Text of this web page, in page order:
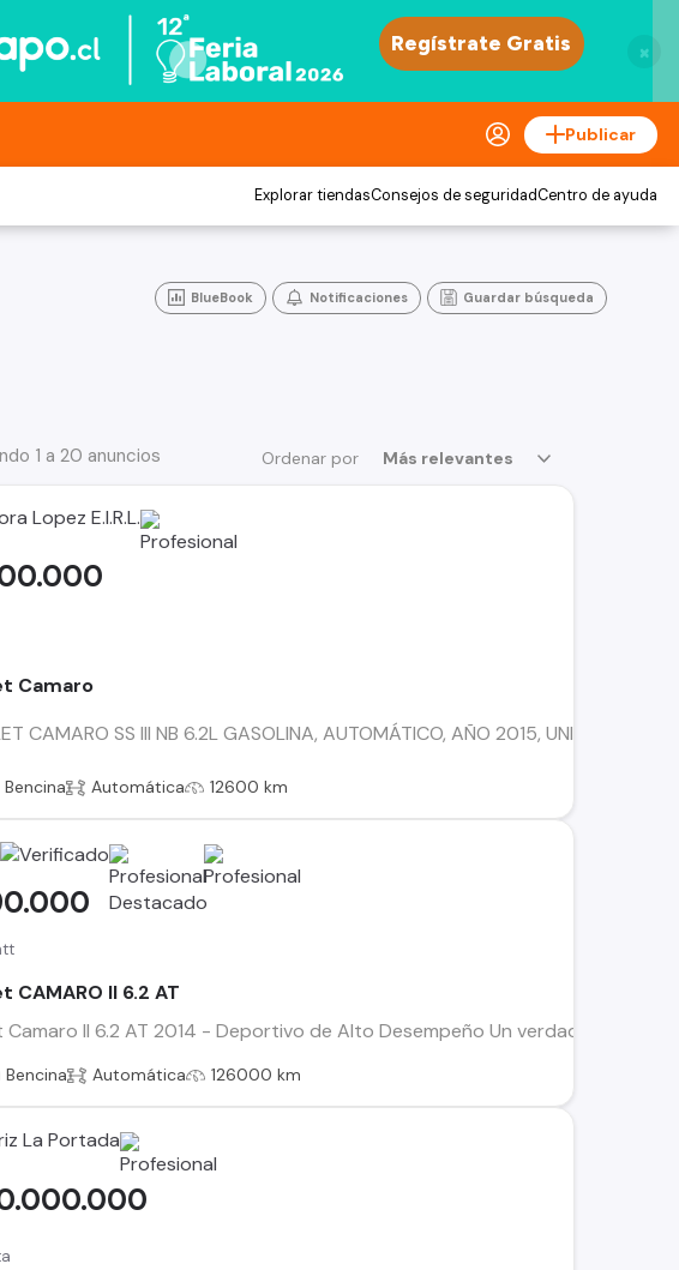
×
Publicar
Explorar tiendasConsejos de seguridadCentro de ayuda
BlueBook Notificaciones Guardar búsqueda
Ordenar por Más relevantes
1 a 20 anuncios
Lopez E.I.R.L.
Camaro
CAMARO SS III NB 6.2L GASOLINA, AUTOMÁTICO, AÑO 2015, UNICO
Bencina Automática 12600 km
CAMARO II 6.2 AT
Camaro II 6.2 AT 2014 - Deportivo de Alto Desempeño Un verdadero
Bencina Automática 126000 km
La Portada